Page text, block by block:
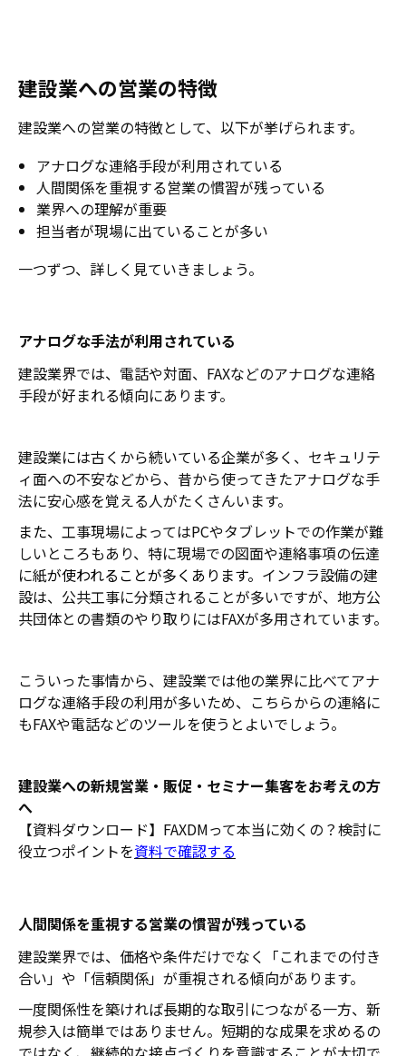
建設業への営業の特徴
建設業への営業の特徴として、以下が挙げられます。
アナログな連絡手段が利用されている
人間関係を重視する営業の慣習が残っている
業界への理解が重要
担当者が現場に出ていることが多い
一つずつ、詳しく見ていきましょう。
アナログな手法が利用されている
建設業界では、電話や対面、FAXなどのアナログな連絡
手段が好まれる傾向にあります。
建設業には古くから続いている企業が多く、セキュリテ
ィ面への不安などから、昔から使ってきたアナログな手
法に安心感を覚える人がたくさんいます。
また、 工事現場によってはPCやタブレットでの作業が難
しいところもあり、特に現場での図面や連絡事項の伝達
に紙が使われることが多くあります。 インフラ設備の建
設は、公共工事に分類されることが多いですが、地方公
共団体との書類のやり取りにはFAXが多用されています。
こういった事情から、建設業では他の業界に比べてアナ
ログな連絡手段の利用が多いため、こちらからの連絡に
もFAXや電話などのツールを使うとよいでしょう。
建設業への新規営業・販促・セミナー集客をお考えの方
へ
【資料ダウンロード】FAXDMって本当に効くの？検討に
役立つポイントを資料で確認する
人間関係を重視する営業の慣習が残っている
建設業界では、価格や条件だけでなく「これまでの付き
合い」や「信頼関係」が重視される傾向があります。
一度関係性を築ければ長期的な取引につながる一方、新
規参入は簡単ではありません。短期的な成果を求めるの